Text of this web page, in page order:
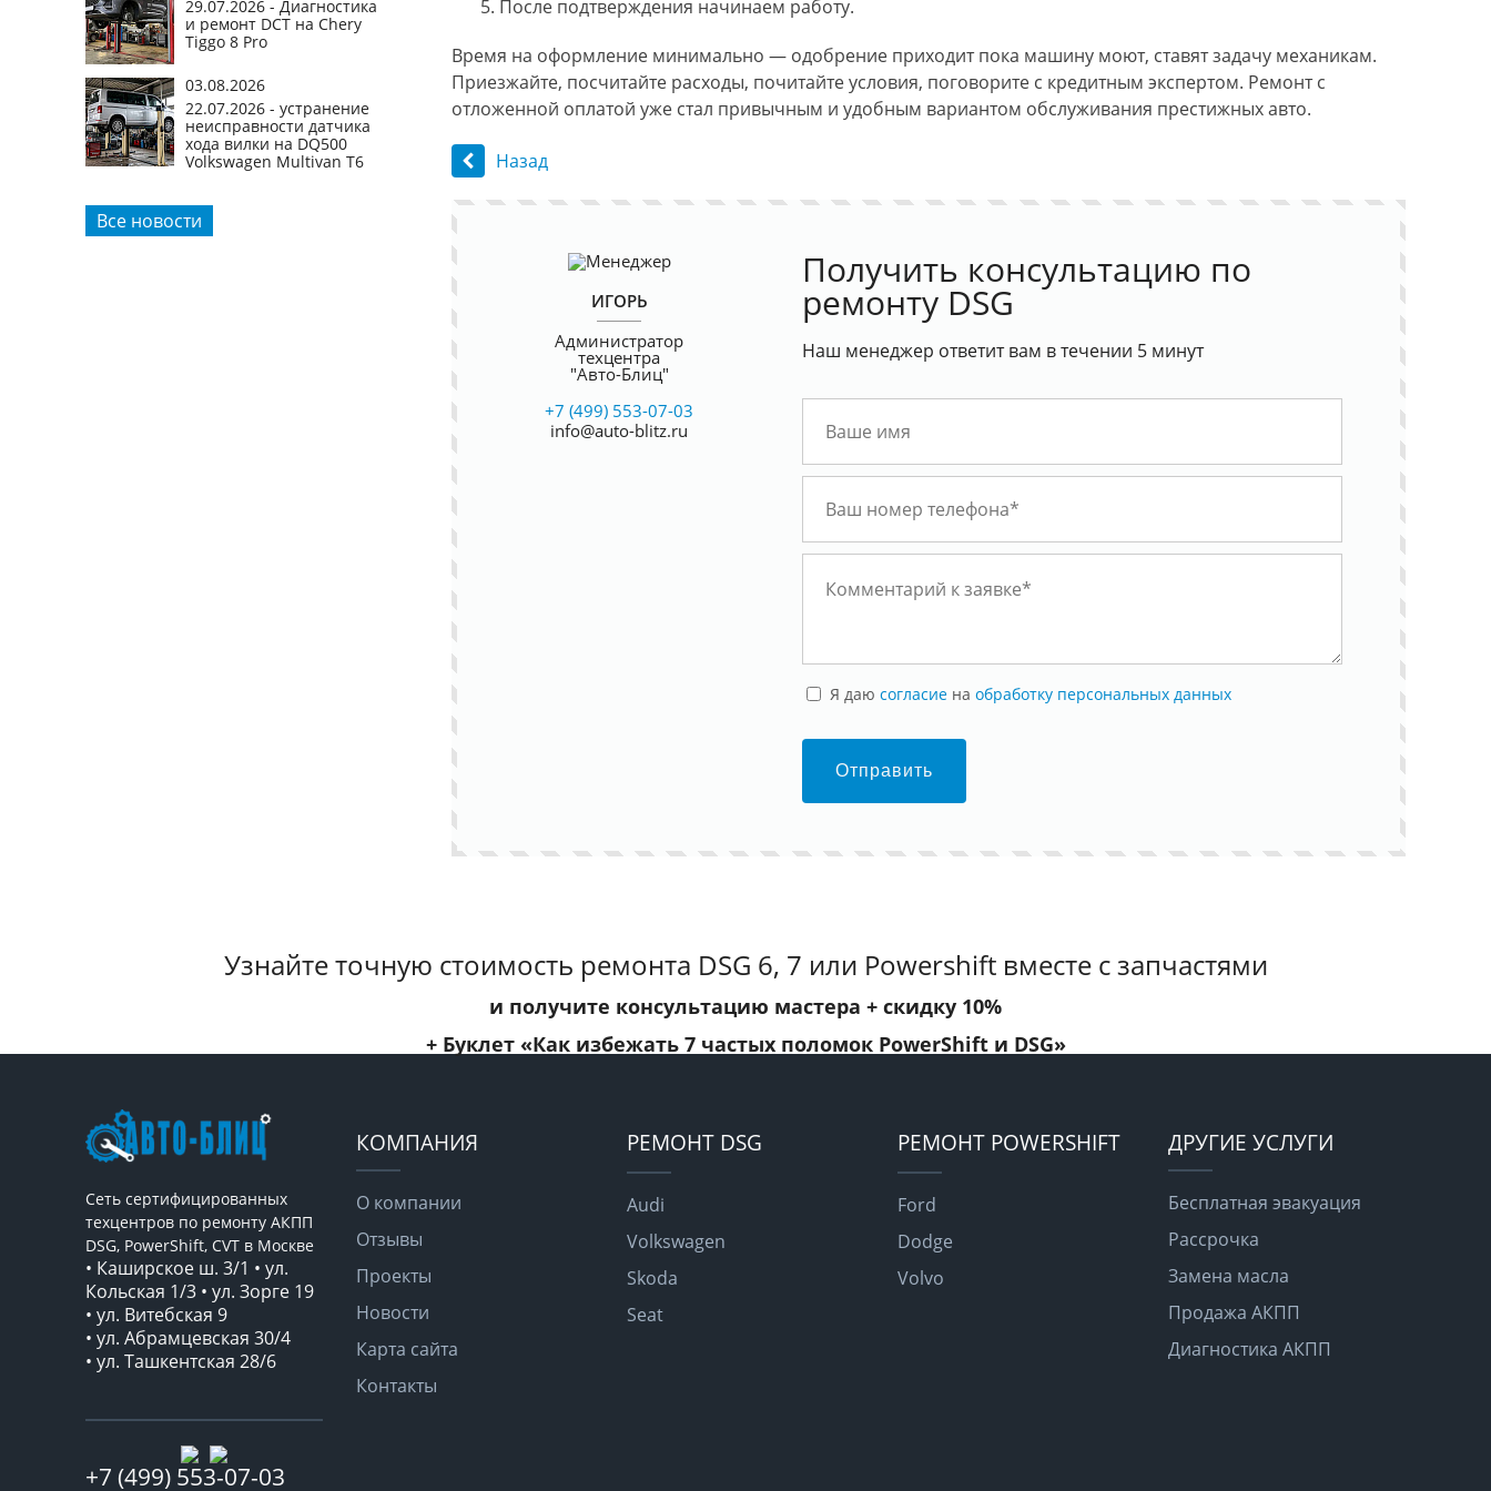
Роботизированные АКПП VAG
Трансмиссия DSG
Гидравлический блок
Электронная плата мехатроника
НОВОСТИ
03.08.2026
и ремонт DCT на Chery
Tiggo 8 Pro
После подтверждения начинаем работу.
Время на оформление минимально — одобрение приходит пока машину моют, ставят задачу механикам.
Приезжайте, посчитайте расходы, почитайте условия, поговорите с кредитным экспертом. Ремонт с
отложенной оплатой уже стал привычным и удобным вариантом обслуживания престижных авто.
Назад
ИГОРЬ
Администратор
техцентра
"Авто-Блиц"
+7 (499) 553-07-03
info@auto-blitz.ru
Получить консультацию по
ремонту DSG
Наш менеджер ответит вам в течении 5 минут
Я даю согласиена обработку персональных данных
Отправить
Узнайте точную стоимость ремонта DSG 6, 7 или Powershift вместе с запчастями
и получите консультацию мастера + скидку 10%
+ Буклет «Как избежать 7 частых поломок PowerShift и DSG»
Сеть сертифицированных
техцентров по ремонту АКПП
DSG, PowerShift, CVT в Москве
• Каширское ш. 3/1 • ул.
Кольская 1/3 • ул. Зорге 19
• ул. Витебская 9
• ул. Абрамцевская 30/4
• ул. Ташкентская 28/6
+7 (499) 553-07-03
КОМПАНИЯ
О компании
Отзывы
Проекты
Новости
Карта сайта
Контакты
РЕМОНТ DSG
Audi
Volkswagen
Skoda
Seat
РЕМОНТ POWERSHIFT
Ford
Dodge
Volvo
ДРУГИЕ УСЛУГИ
Бесплатная эвакуация
Рассрочка
Замена масла
Продажа АКПП
Диагностика АКПП